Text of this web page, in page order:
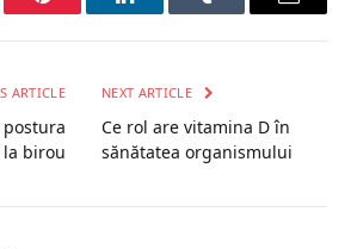
Pinterest LinkedInTumblr Email
ARTICLE
la birou
NEXT ARTICLE
Ce rol are vitamina D în
sănătatea organismului